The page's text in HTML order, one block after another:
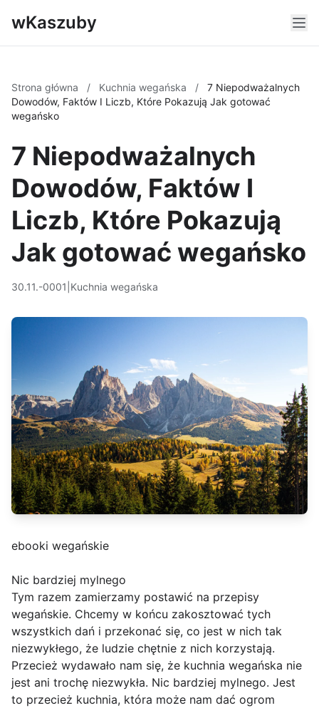
wKaszuby
Strona główna / Kuchnia wegańska /
7 Niepodważalnych
Dowodów, Faktów I Liczb, Które Pokazują Jak gotować
wegańsko
7 Niepodważalnych
Dowodów, Faktów I
Liczb, Które Pokazują
Jak gotować wegańsko
30.11.-0001 Kuchnia wegańska
ebooki wegańskie
Nic bardziej mylnego
Tym razem zamierzamy postawić na przepisy
wegańskie. Chcemy w końcu zakosztować tych
wszystkich dań i przekonać się, co jest w nich tak
niezwykłego, że ludzie chętnie z nich korzystają.
Przecież wydawało nam się, że kuchnia wegańska nie
jest ani trochę niezwykła. Nic bardziej mylnego. Jest
to przecież kuchnia, która może nam dać ogrom